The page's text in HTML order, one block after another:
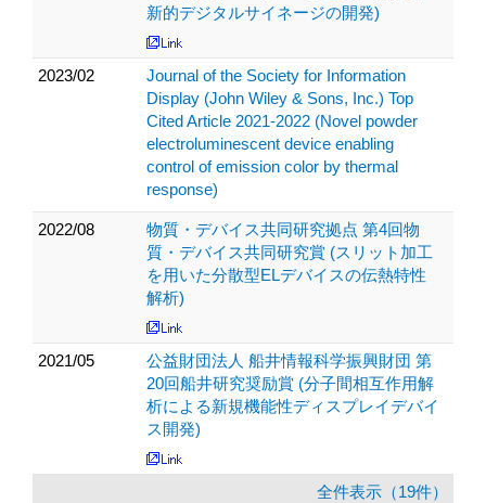
新的デジタルサイネージの開発)
2023/02
Journal of the Society for Information
Display (John Wiley & Sons, Inc.) Top
Cited Article 2021-2022 (Novel powder
electroluminescent device enabling
control of emission color by thermal
response)
2022/08
物質・デバイス共同研究拠点 第4回物
質・デバイス共同研究賞 (スリット加工
を用いた分散型ELデバイスの伝熱特性
解析)
2021/05
公益財団法人 船井情報科学振興財団 第
20回船井研究奨励賞 (分子間相互作用解
析による新規機能性ディスプレイデバイ
ス開発)
全件表示（19件）